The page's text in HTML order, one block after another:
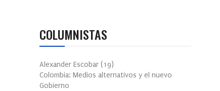
COLUMNISTAS
Alexander Escobar (19)
Colombia: Medios alternativos y el nuevo
Gobierno